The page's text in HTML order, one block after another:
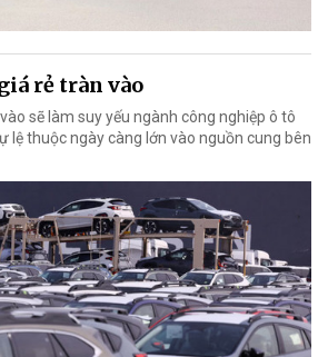
rẻ tràn vào
sẽ làm suy yếu ngành công nghiệp ô tô
lệ thuộc ngày càng lớn vào nguồn cung bên